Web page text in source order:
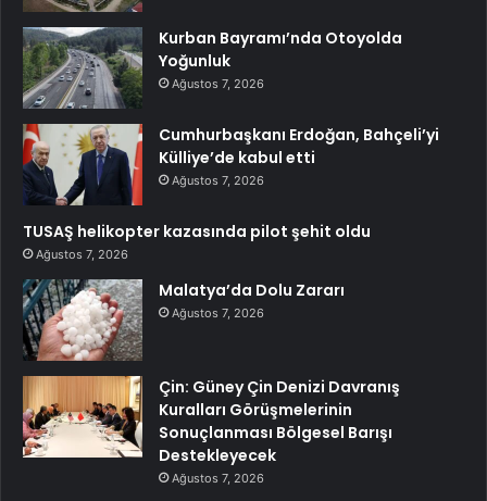
Kurban Bayramı’nda Otoyolda
Yoğunluk
Ağustos 7, 2026
Cumhurbaşkanı Erdoğan, Bahçeli’yi
Külliye’de kabul etti
Ağustos 7, 2026
TUSAŞ helikopter kazasında pilot şehit oldu
Ağustos 7, 2026
Malatya’da Dolu Zararı
Ağustos 7, 2026
Çin: Güney Çin Denizi Davranış
Kuralları Görüşmelerinin
Sonuçlanması Bölgesel Barışı
Destekleyecek
Ağustos 7, 2026